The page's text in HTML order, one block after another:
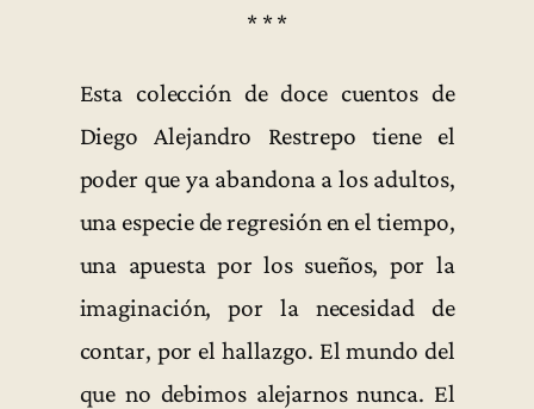
* * *
Esta colección de doce cuentos de
Diego Alejandro Restrepo tiene el
poder que ya abandona a los adultos,
una especie de regresión en el tiempo,
una apuesta por los sueños, por la
imaginación, por la necesidad de
contar, por el hallazgo. El mundo del
que no debimos alejarnos nunca. El